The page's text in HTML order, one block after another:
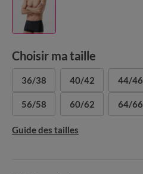
Choisir ma taille
36/38 40/42 44/46
56/58 60/62 64/66
Guide des tailles